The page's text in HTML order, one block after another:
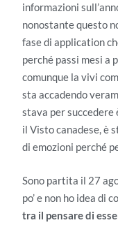
informazioni
nonostante questo
fase di application
perché passi mesi a
comunque la vivi
sta accadendo
stava per succedere
il Visto canadese, è
di emozioni perché
Sono partita il 27
po’ e non ho idea di
tra il pensare di